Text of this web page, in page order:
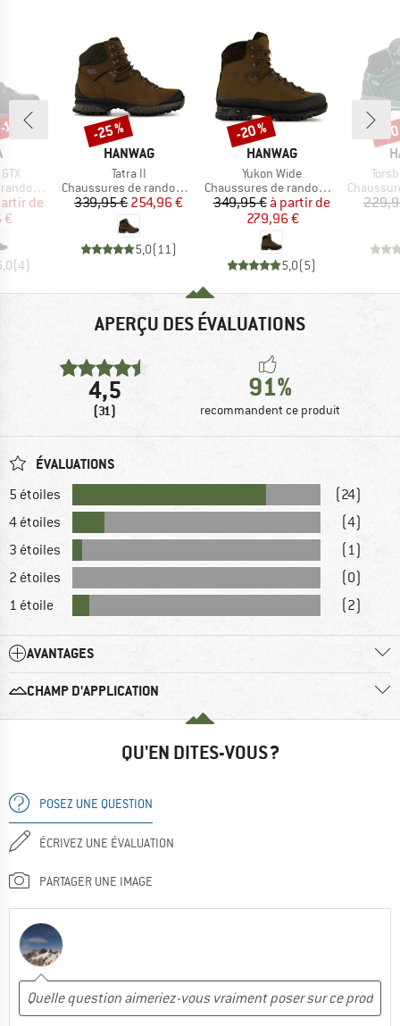
réduit
de
€
(4)
%
MARQUE
HANWAG
Article
Tatra II
Product group
Chaussures de randonnée
Prix
339,95 €Prix réduit
254,96 €
5,0(11)
Remise
-25 %
MARQUE
HANWAG
Article
Yukon Wide
Product group
Chaussures de randonnée
Prix
349,95 € Prix réduit
à partir de
279,96 €
5,0(5)
Remise
-20 %
Product
-
APERÇU DES ÉVALUATIONS
4,5
(31)
91%
recommandent ce produit
ÉVALUATIONS
5 étoiles
(24)
4 étoiles
(4)
3 étoiles
(1)
2 étoiles
(0)
1 étoile
(2)
AVANTAGES
CHAMP D'APPLICATION
QU'EN DITES-VOUS ?
POSEZ UNE QUESTION
ÉCRIVEZ UNE ÉVALUATION
PARTAGER UNE IMAGE